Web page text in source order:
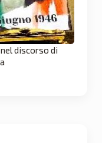
discorso di